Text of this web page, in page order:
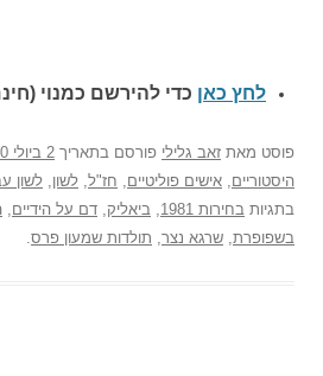
לחץ כאן כדי להירשם כמנוי
פוסט מאת זאב גלילי פורסם בתאריך 2 ביולי 2000
היסטוריים אישים פוליטיים חז"ל לשון לשון
בתגיות בחירות 1981 ביאליק דם על הידיים
בשפופרת שרגא נצר תולדות שמעון פרס